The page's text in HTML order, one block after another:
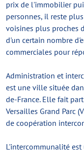
prix de l'immobilier
personnes, il reste
voisines plus proches
d'un certain nombre
commerciales pour
Administration et
est une ville située
de-France. Elle fait
Versailles Grand Parc
de coopération
L'intercommunalité